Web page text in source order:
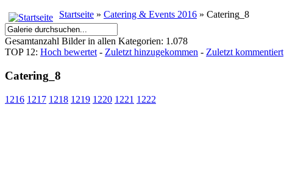
Startseite » Catering & Events 2016 » Catering_8
Gesamtanzahl Bilder in allen Kategorien: 1.078
TOP 12: Hoch bewertet - Zuletzt hinzugekommen - Zuletzt kommentiert
Catering_8
1216 1217 1218 1219 1220 1221 1222